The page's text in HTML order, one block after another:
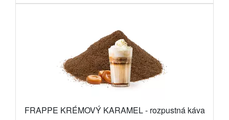
FRAPPE KRÉMOVÝ KARAMEL - rozpustná káva